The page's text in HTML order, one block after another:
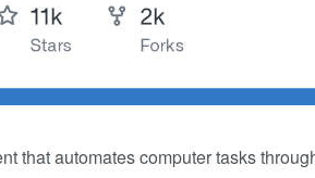
that automates computer tasks